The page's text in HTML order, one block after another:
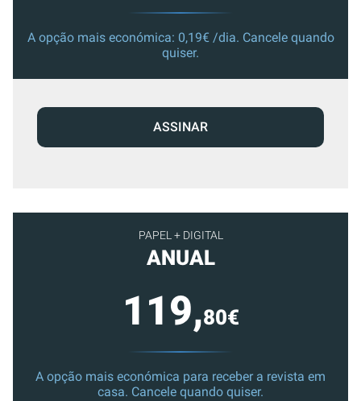
PAPEL + DIGITAL
ANUAL
119,80€
A opção mais económica para receber a revista em
casa. Cancele quando quiser.
A opção mais económica: 0,19€ /dia. Cancele quando
quiser.
ASSINAR